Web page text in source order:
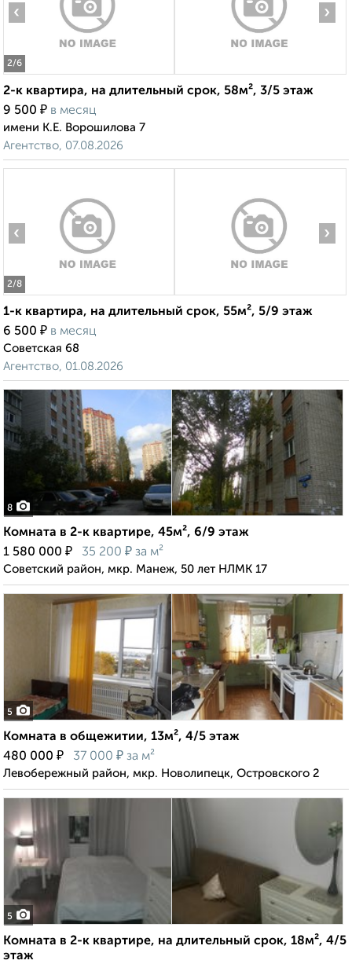
2/6
‹ ›
2-к квартира, на длительный срок, 58м², 3/5 этаж
9 500 ₽ в месяц
имени К.Е. Ворошилова 7
Агентство, 07.08.2026
2/8
‹ ›
1-к квартира, на длительный срок, 55м², 5/9 этаж
6 500 ₽ в месяц
Советская 68
Агентство, 01.08.2026
8
Комната в 2-к квартире, 45м², 6/9 этаж
1 580 000 ₽ 35 200 ₽ за м²
Советский район, мкр. Манеж, 50 лет НЛМК 17
5
Комната в общежитии, 13м², 4/5 этаж
480 000 ₽ 37 000 ₽ за м²
Левобережный район, мкр. Новолипецк, Островского 2
5
Комната в 2-к квартире, на длительный срок, 18м², 4/5
этаж